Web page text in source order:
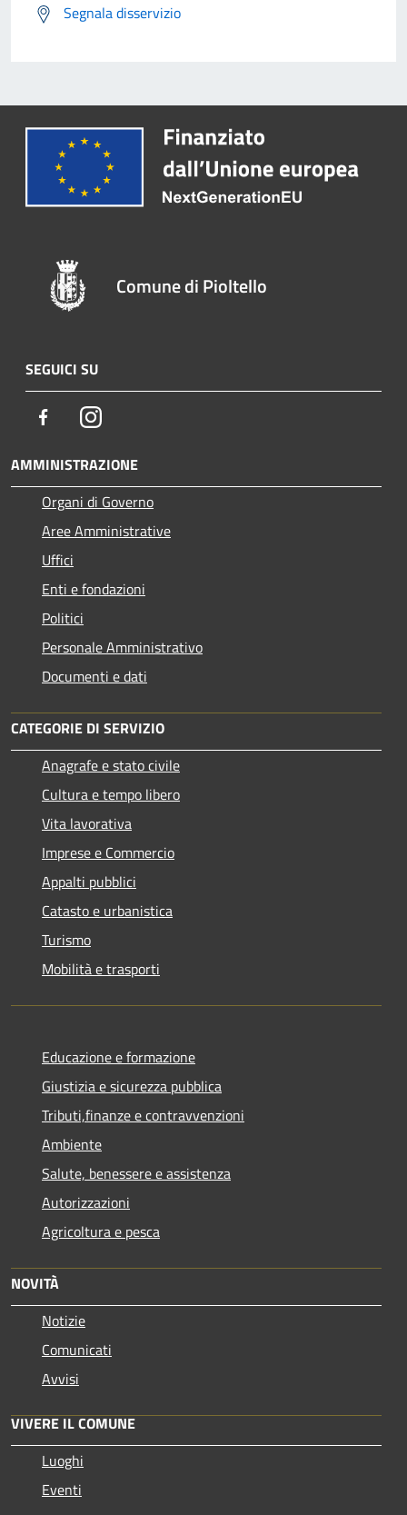
Segnala disservizio
Comune di Pioltello
SEGUICI SU
FacebookInstagram
AMMINISTRAZIONE
Organi di Governo
Aree Amministrative
Uffici
Enti e fondazioni
Politici
Personale Amministrativo
Documenti e dati
CATEGORIE DI SERVIZIO
Anagrafe e stato civile
Cultura e tempo libero
Vita lavorativa
Imprese e Commercio
Appalti pubblici
Catasto e urbanistica
Turismo
Mobilità e trasporti
Educazione e formazione
Giustizia e sicurezza pubblica
Tributi,finanze e contravvenzioni
Ambiente
Salute, benessere e assistenza
Autorizzazioni
Agricoltura e pesca
NOVITÀ
Notizie
Comunicati
Avvisi
VIVERE IL COMUNE
Luoghi
Eventi